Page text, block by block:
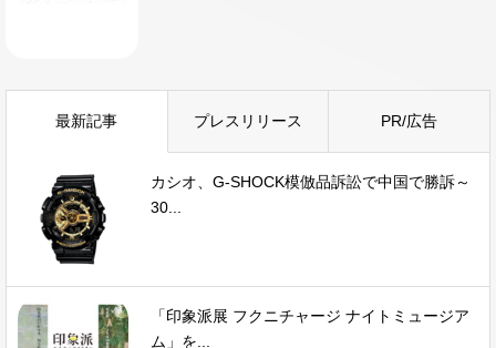
最新記事 プレスリリース PR/広告
カシオ、G-SHOCK模倣品訴訟で中国で勝訴～
30...
「印象派展 フクニチャージ ナイトミュージア
ム」を...